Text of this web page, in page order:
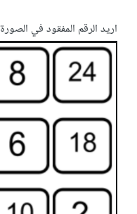
اريد الرقم المفقود في الصورة :